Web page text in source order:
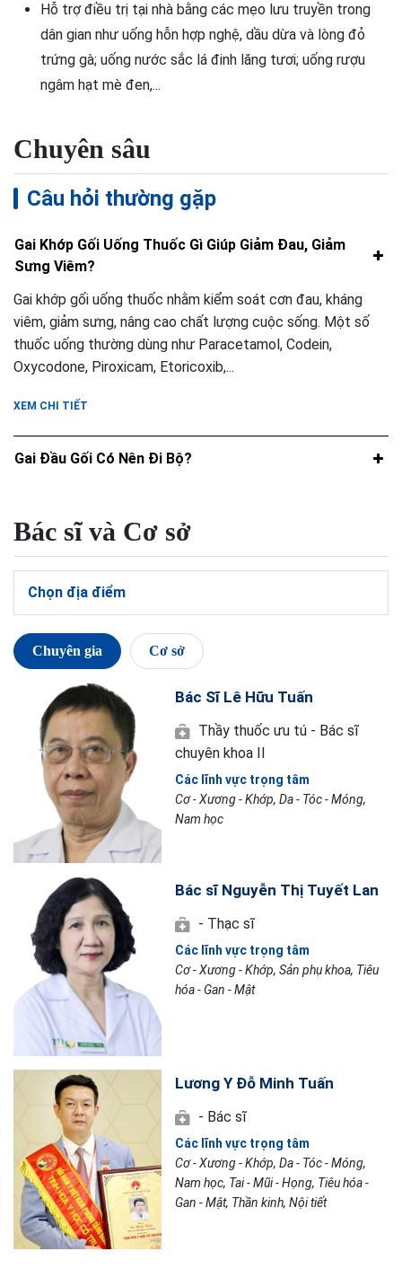
Hỗ trợ điều trị tại nhà bằng các mẹo lưu truyền trong
dân gian như uống hỗn hợp nghệ, dầu dừa và lòng đỏ
trứng gà; uống nước sắc lá đinh lăng tươi; uống rượu
ngâm hạt mè đen,...
Chuyên sâu
Câu hỏi thường gặp
Gai Khớp Gối Uống Thuốc Gì Giúp Giảm Đau, Giảm
Sưng Viêm?
Gai khớp gối uống thuốc nhằm kiểm soát cơn đau, kháng
viêm, giảm sưng, nâng cao chất lượng cuộc sống. Một số
thuốc uống thường dùng như Paracetamol, Codein,
Oxycodone, Piroxicam, Etoricoxib,...
XEM CHI TIẾT
Gai Đầu Gối Có Nên Đi Bộ?
Bác sĩ và Cơ sở
Chọn địa điểm
Chuyên gia Cơ sở
Bác Sĩ Lê Hữu Tuấn
Thầy thuốc ưu tú - Bác sĩ
chuyên khoa II
Các lĩnh vực trọng tâm
Cơ - Xương - Khớp, Da - Tóc - Móng,
Nam học
Bác sĩ Nguyễn Thị Tuyết Lan
- Thạc sĩ
Các lĩnh vực trọng tâm
Cơ - Xương - Khớp, Sản phụ khoa, Tiêu
hóa - Gan - Mật
Lương Y Đỗ Minh Tuấn
- Bác sĩ
Các lĩnh vực trọng tâm
Cơ - Xương - Khớp, Da - Tóc - Móng,
Nam học, Tai - Mũi - Họng, Tiêu hóa -
Gan - Mật, Thần kinh, Nội tiết